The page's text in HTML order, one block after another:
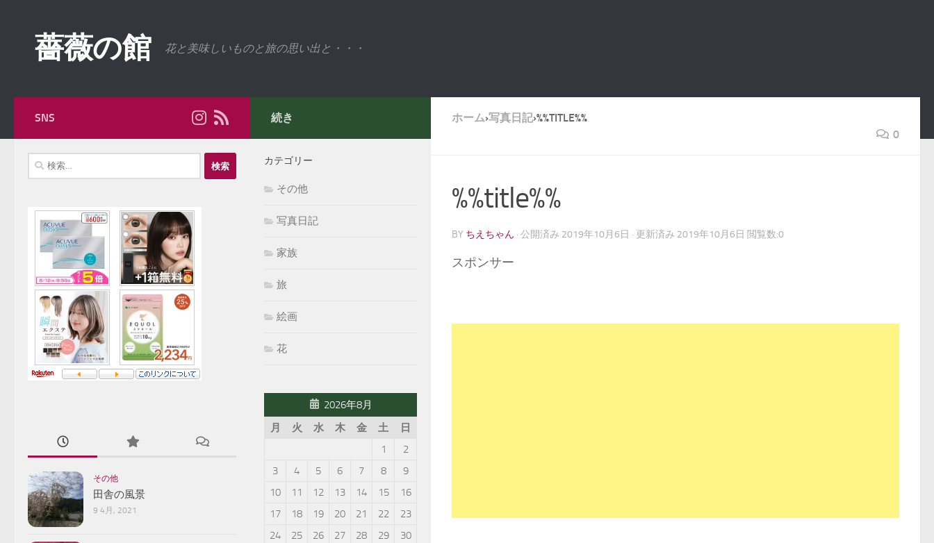
薔薇の館 花と美味しいものと旅の思い出と・・・
ホーム›写真日記›%%TITLE%%
0
%%title%%
BY ちえちゃん · 公開済み 2019年10月6日 · 更新済み 2019年10月6日 閲覧数:0
スポンサー
SNS
検
索:
その他
田舎の風景
9 4月, 2021
続き
カテゴリー
その他
写真日記
家族
旅
絵画
花
2026年8月
月
火 水 木 金 土
日
1
2
3
4 5 6 7 8
9
10
11 12 13 14 15
16
17
18 19 20 21 22
23
24
25 26 27 28 29
30